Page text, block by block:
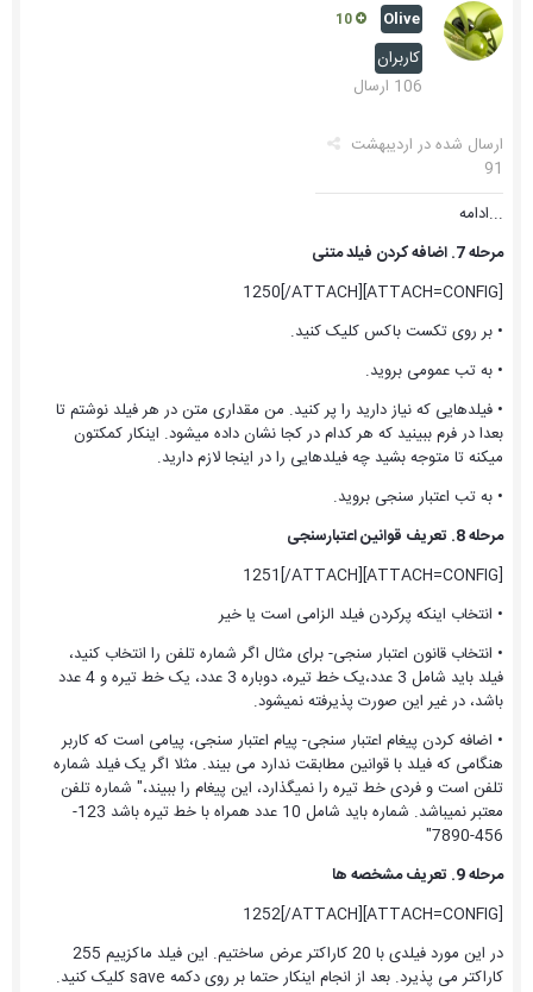
Olive
کاربران
106 ارسال
ارسال شده در اردیبهشت
91
...ادامه
مرحله 7. اضافه کردن فیلد متنی
[ATTACH=CONFIG]1250[/ATTACH]
• بر روی تکست باکس کلیک کنید.
• به تب عمومی بروید.
• فیلدهایی که نیاز دارید را پر کنید. من مقداری متن در هر فیلد نوشتم تا
بعدا در فرم ببینید که هر کدام در کجا نشان داده میشود. اینکار کمکتون
میکنه تا متوجه بشید چه فیلدهایی را در اینجا لازم دارید.
• به تب اعتبار سنجی بروید.
مرحله 8. تعریف قوانین اعتبارسنجی
[ATTACH=CONFIG]1251[/ATTACH]
• انتخاب اینکه پرکردن فیلد الزامی است یا خیر
• انتخاب قانون اعتبار سنجی- برای مثال اگر شماره تلفن را انتخاب کنید،
فیلد باید شامل 3 عدد،یک خط تیره، دوباره 3 عدد، یک خط تیره و 4 عدد
باشد، در غیر این صورت پذیرفته نمیشود.
• اضافه کردن پیغام اعتبار سنجی- پیام اعتبار سنجی، پیامی است که کاربر
هنگامی که فیلد با قوانین مطابقت ندارد می بیند. مثلا اگر یک فیلد شماره
تلفن است و فردی خط تیره را نمیگذارد، این پیغام را ببیند،" شماره تلفن
معتبر نمیباشد. شماره باید شامل 10 عدد همراه با خط تیره باشد 123-
456-7890"
مرحله 9. تعریف مشخصه ها
[ATTACH=CONFIG]1252[/ATTACH]
در این مورد فیلدی با 20 کاراکتر عرض ساختیم. این فیلد ماکزییم 255
کاراکتر می پذیرد. بعد از انجام اینکار حتما بر روی دکمه save کلیک کنید.